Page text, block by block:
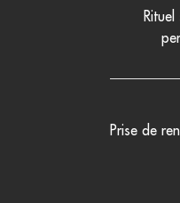
Prise de